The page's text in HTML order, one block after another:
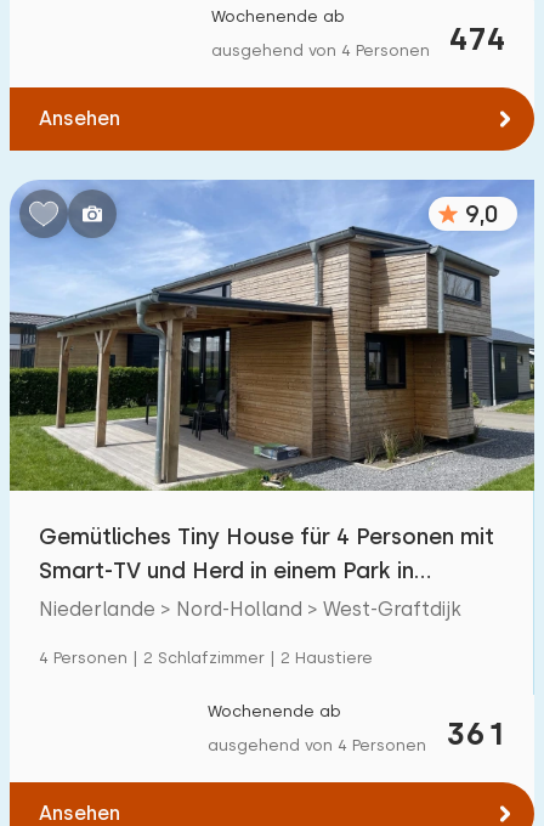
474
Wochenende ab
ausgehend von 4 Personen
Ansehen
9,0
Gemütliches Tiny House für 4 Personen mit
Smart-TV und Herd in einem Park in
Nordholland
Niederlande > Nord-Holland > West-Graftdijk
4 Personen | 2 Schlafzimmer | 2 Haustiere
361
Wochenende ab
ausgehend von 4 Personen
Ansehen